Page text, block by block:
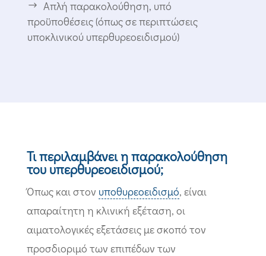
Απλή παρακολούθηση, υπό
προϋποθέσεις (όπως σε περιπτώσεις
υποκλινικού υπερθυρεοειδισμού)
Τι περιλαμβάνει η παρακολούθηση
του υπερθυρεοειδισμού;
Όπως και στον υποθυρεοειδισμό, είναι
απαραίτητη η κλινική εξέταση, οι
αιματολογικές εξετάσεις με σκοπό τον
προσδιοριμό των επιπέδων των